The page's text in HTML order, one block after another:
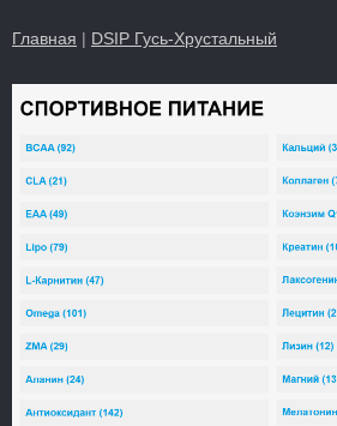
Главная | DSIP Гусь-Хрустальный